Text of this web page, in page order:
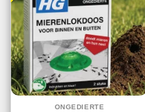
ONGEDIERTE